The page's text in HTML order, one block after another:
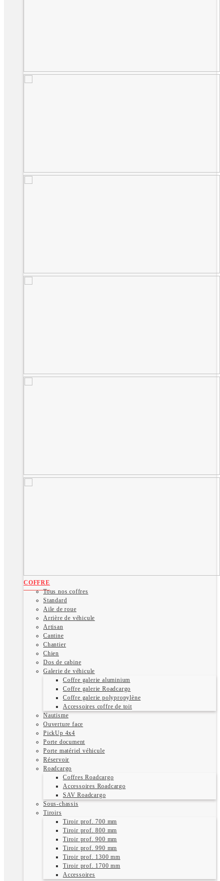
COFFRE
Tous nos coffres
Standard
Aile de roue
Arrière de véhicule
Artisan
Cantine
Chantier
Chien
Dos de cabine
Galerie de véhicule
Coffre galerie aluminium
Coffre galerie Roadcargo
Coffre galerie polypropylène
Accessoires coffre de toit
Nautisme
Ouverture face
PickUp 4x4
Porte document
Porte matériel véhicule
Réservoir
Roadcargo
Coffres Roadcargo
Accessoires Roadcargo
SAV Roadcargo
Sous-chassis
Tiroirs
Tiroir prof. 700 mm
Tiroir prof. 800 mm
Tiroir prof. 900 mm
Tiroir prof. 990 mm
Tiroir prof. 1300 mm
Tiroir prof. 1700 mm
Accessoires